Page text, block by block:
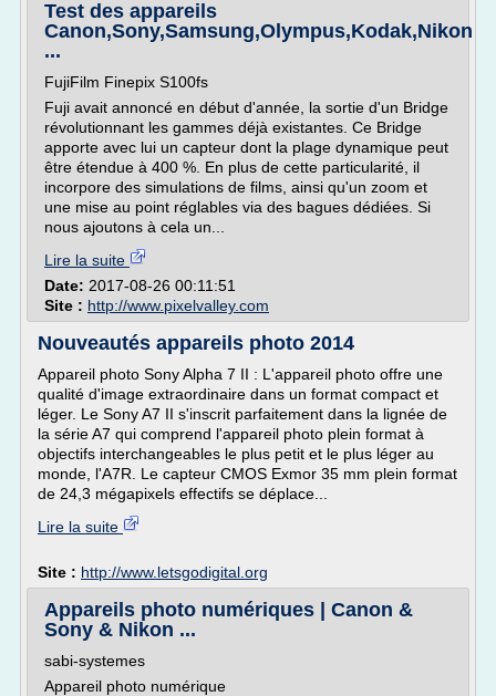
Test des appareils
Canon,Sony,Samsung,Olympus,Kodak,Nikon
...
FujiFilm Finepix S100fs
Fuji avait annoncé en début d'année, la sortie d'un Bridge
révolutionnant les gammes déjà existantes. Ce Bridge
apporte avec lui un capteur dont la plage dynamique peut
être étendue à 400 %. En plus de cette particularité, il
incorpore des simulations de films, ainsi qu'un zoom et
une mise au point réglables via des bagues dédiées. Si
nous ajoutons à cela un...
Lire la suite
Date: 2017-08-26 00:11:51
Site : http://www.pixelvalley.com
Nouveautés appareils photo 2014
Appareil photo Sony Alpha 7 II : L'appareil photo offre une
qualité d'image extraordinaire dans un format compact et
léger. Le Sony A7 II s'inscrit parfaitement dans la lignée de
la série A7 qui comprend l'appareil photo plein format à
objectifs interchangeables le plus petit et le plus léger au
monde, l'A7R. Le capteur CMOS Exmor 35 mm plein format
de 24,3 mégapixels effectifs se déplace...
Lire la suite
Site : http://www.letsgodigital.org
Appareils photo numériques | Canon &
Sony & Nikon ...
sabi-systemes
Appareil photo numérique